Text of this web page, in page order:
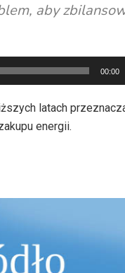
aby
00:00
latach
energii.